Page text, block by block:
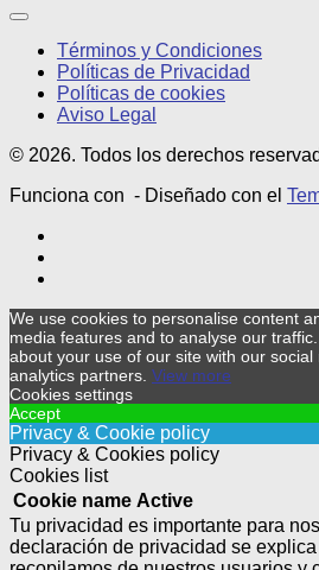
Términos y Condiciones
Políticas de Privacidad
Políticas de cookies
Aviso Legal
© 2026. Todos los derechos
Funciona con - Diseñado con el
We use cookies to personalise content
media features and to analyse our
about your use of our site with our
analytics partners. View more
Cookies settings
Accept
Privacy & Cookie policy
Privacy & Cookies policy
Cookies list
Cookie name Active
Tu privacidad es importante para
declaración de privacidad se